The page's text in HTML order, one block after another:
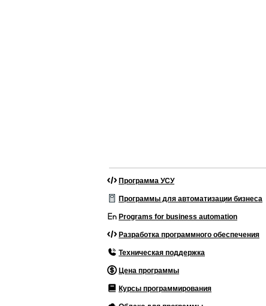
Программа УСУ
Программы для автоматизации бизнеса
Programs for business automation
Разработка программного обеспечения
Техническая поддержка
Цена программы
Курсы программирования